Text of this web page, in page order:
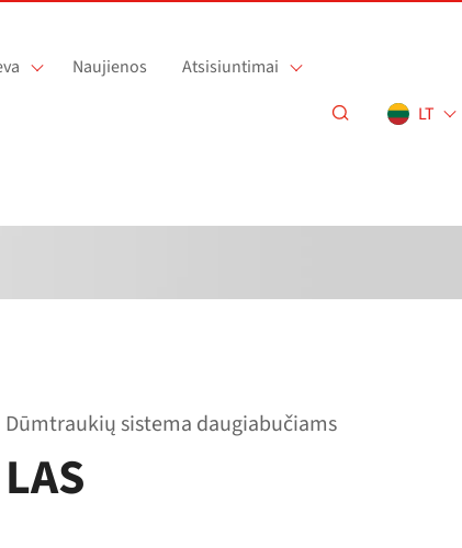
Naujienos Atsisiuntimai
LT
Dūmtraukių sistema daugiabučiams
LAS